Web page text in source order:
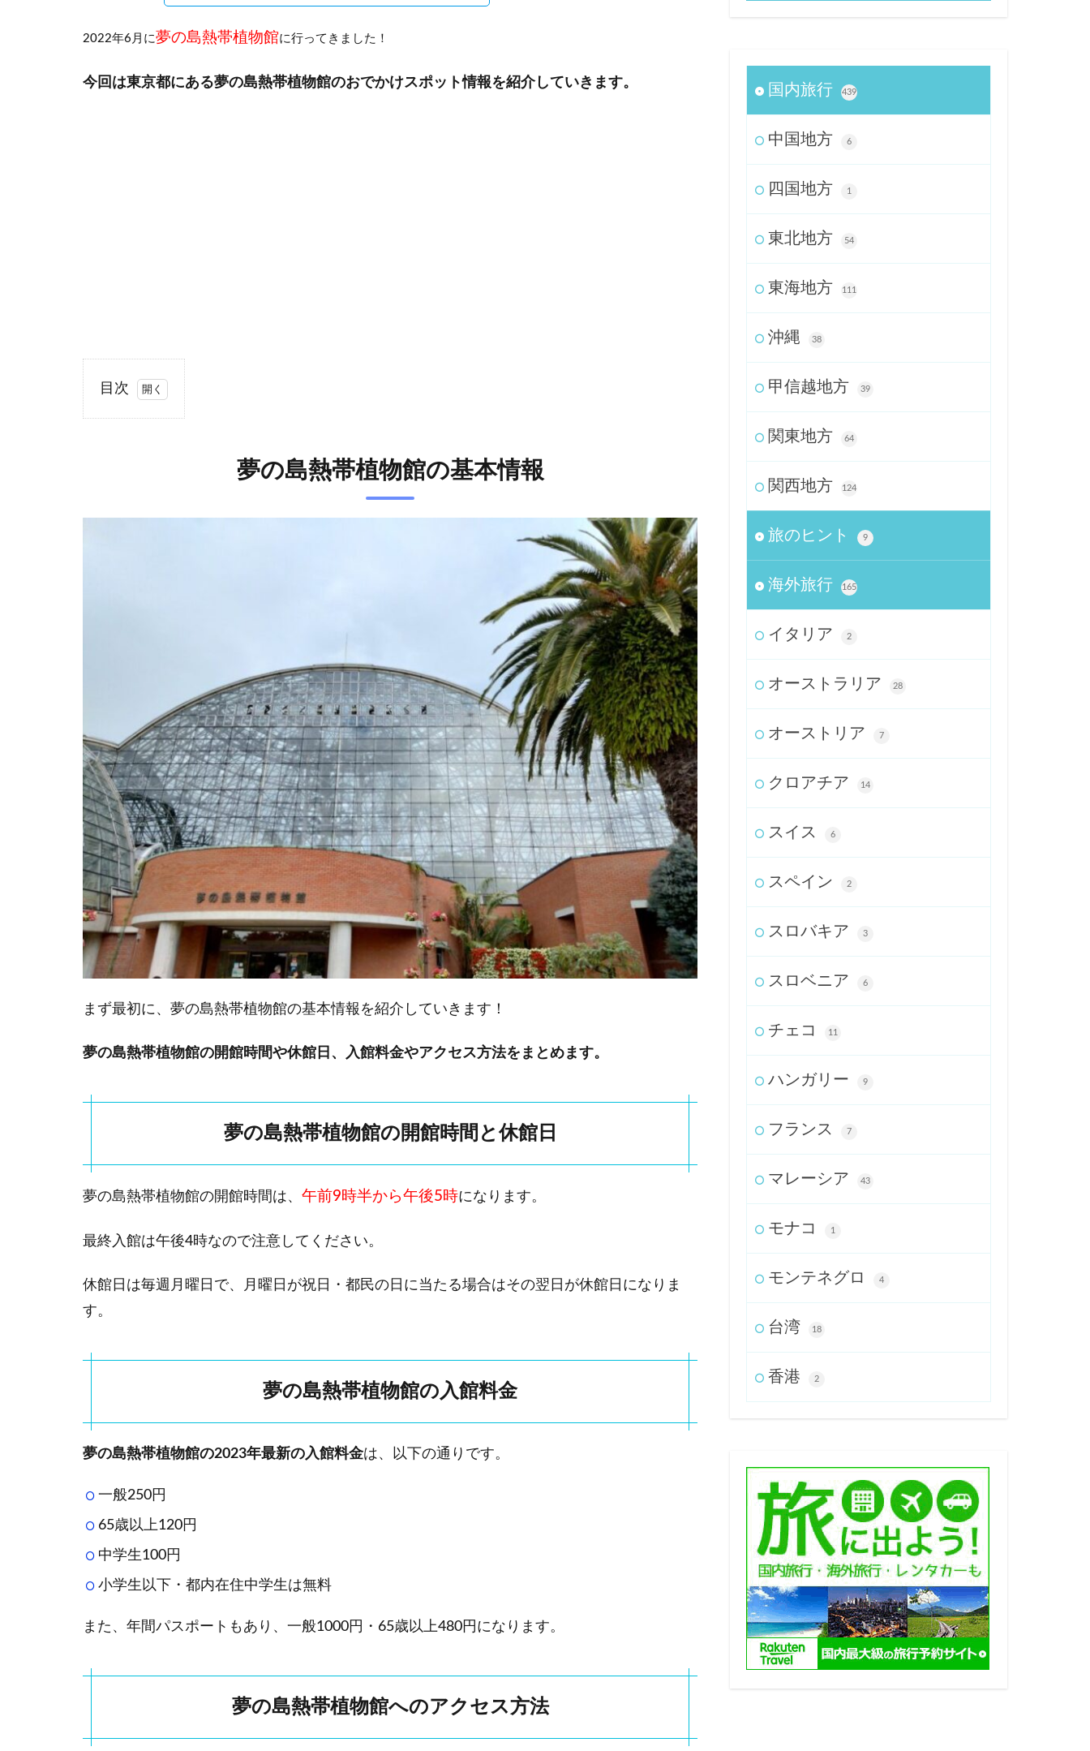
2022年6月に夢の島熱帯植物館に行ってきました！
今回は東京都にある夢の島熱帯植物館のおでかけスポット情報を紹介していきます。
目次
1
帯
島熱
帯植
物館
の開
館時
間と
休館
日
1.2
夢の
島熱
帯植
館料
1.3
島熱
セス
2
の
熱
ど
2.1
ホー
ル
Aド
景観)
夢の島熱帯植物館の基本情報
まず最初に、夢の島熱帯植物館の基本情報を紹介していきます！
夢の島熱帯植物館の開館時間や休館日、入館料金やアクセス方法をまとめます。
夢の島熱帯植物館の開館時間と休館日
夢の島熱帯植物館の開館時間は、 午前9時半から午後5時になります。
最終入館は午後4時なので注意してください。
休館日は毎週月曜日で、月曜日が祝日・都民の日に当たる場合はその翌日が休館日になりま
す。
夢の島熱帯植物館の入館料金
夢の島熱帯植物館の2023年最新の入館料金は、以下の通りです。
一般250円
65歳以上120円
中学生100円
小学生以下・都内在住中学生は無料
また、年間パスポートもあり、一般1000円・65歳以上480円になります。
夢の島熱帯植物館へのアクセス方法
国内旅行 439
中国地方 6
四国地方 1
東北地方 54
東海地方 111
沖縄 38
甲信越地方 39
関東地方 64
関西地方 124
旅のヒント 9
海外旅行 165
イタリア 2
オーストラリア 28
オーストリア 7
クロアチア 14
スイス 6
スペイン 2
スロバキア 3
スロベニア 6
チェコ 11
ハンガリー 9
フランス 7
マレーシア 43
モナコ 1
モンテネグロ 4
台湾 18
香港 2